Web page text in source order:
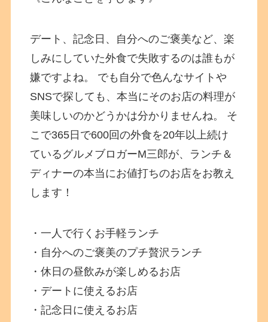
デート、記念日、自分へのご褒美など、楽
しみにしていた外食で失敗するのは誰もが
嫌ですよね。 でも自分で色んなサイトや
SNSで探しても、本当にそのお店の料理が
美味しいのかどうかは分かりませんね。 そ
こで365日で600回の外食を20年以上続け
ているグルメブロガーM三郎が、ランチ＆
ディナーの本当にお値打ちのお店をお教え
します！
・一人で行くお手軽ランチ
・自分へのご褒美のプチ贅沢ランチ
・休日の昼飲みが楽しめるお店
・デートに使えるお店
・記念日に使えるお店